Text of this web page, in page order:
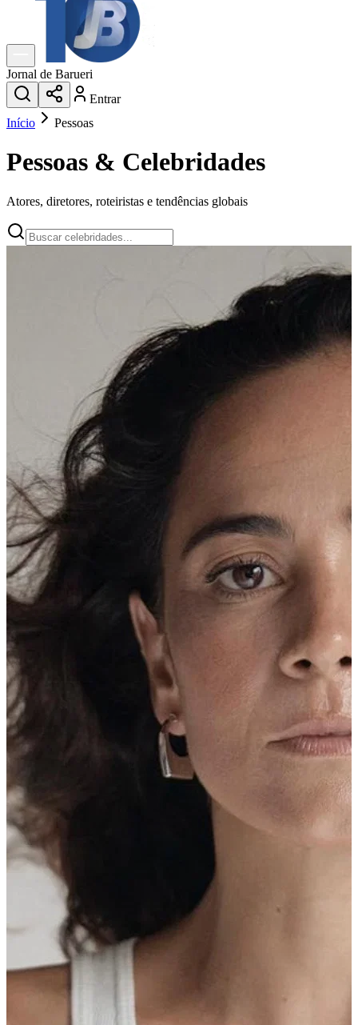
Jornal de Barueri
Entrar
Início
Pessoas
Pessoas & Celebridades
Atores, diretores, roteiristas e tendências globais
Em destaque
Rodrigo Santoro
Ator · Atriz
Ver Perfil